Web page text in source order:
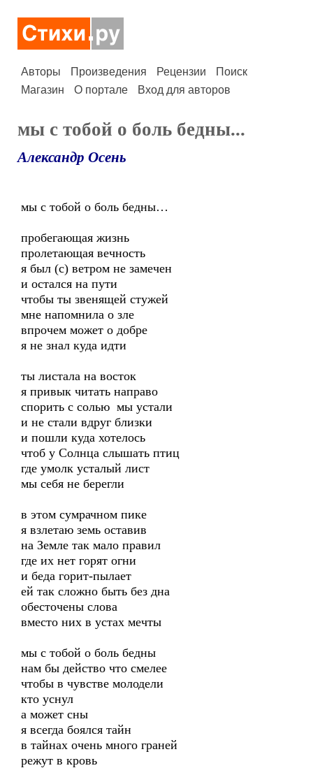
Авторы Произведения Рецензии
Поиск
Магазин
О портале Вход для авторов
мы с тобой о боль бедны...
Александр Осень
мы с тобой о боль бедны…
пробегающая жизнь
пролетающая вечность
я был (с) ветром не замечен
и остался на пути
чтобы ты звенящей стужей
мне напомнила о зле
впрочем может о добре
я не знал куда идти
ты листала на восток
я привык читать направо
спорить с солью мы устали
и не стали вдруг близки
и пошли куда хотелось
чтоб у Солнца слышать птиц
где умолк усталый лист
мы себя не берегли
в этом сумрачном пике
я взлетаю земь оставив
на Земле так мало правил
где их нет горят огни
и беда горит-пылает
ей так сложно быть без дна
обесточены слова
вместо них в устах мечты
мы с тобой о боль бедны
нам бы действо что смелее
чтобы в чувстве молодели
кто уснул
а может сны
я всегда боялся тайн
в тайнах очень много граней
режут в кровь